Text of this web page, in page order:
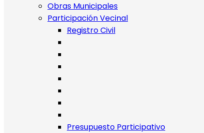
Obras Municipales
Participación Vecinal
Registro Civil
Presupuesto Participativo